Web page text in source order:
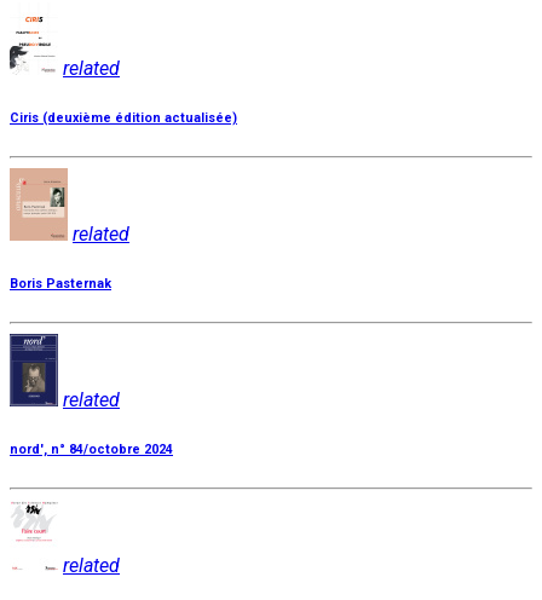
related
Ciris (deuxième édition actualisée)
related
Boris Pasternak
related
nord', n° 84/octobre 2024
related